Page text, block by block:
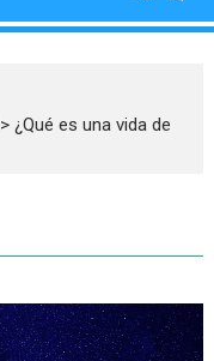
>¿Qué es una vida de